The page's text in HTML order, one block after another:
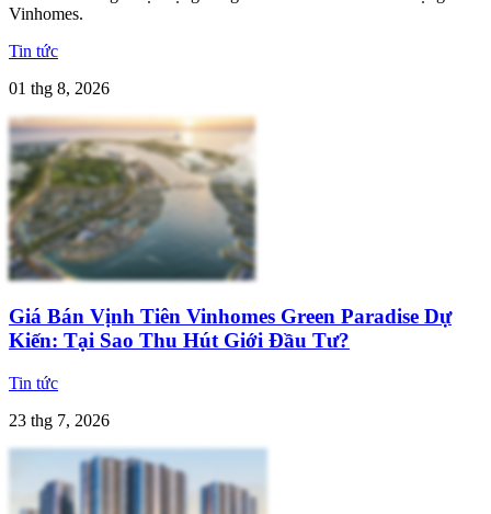
Vinhomes.
Tin tức
01 thg 8, 2026
Giá Bán Vịnh Tiên Vinhomes Green Paradise Dự
Kiến: Tại Sao Thu Hút Giới Đầu Tư?
Tin tức
23 thg 7, 2026